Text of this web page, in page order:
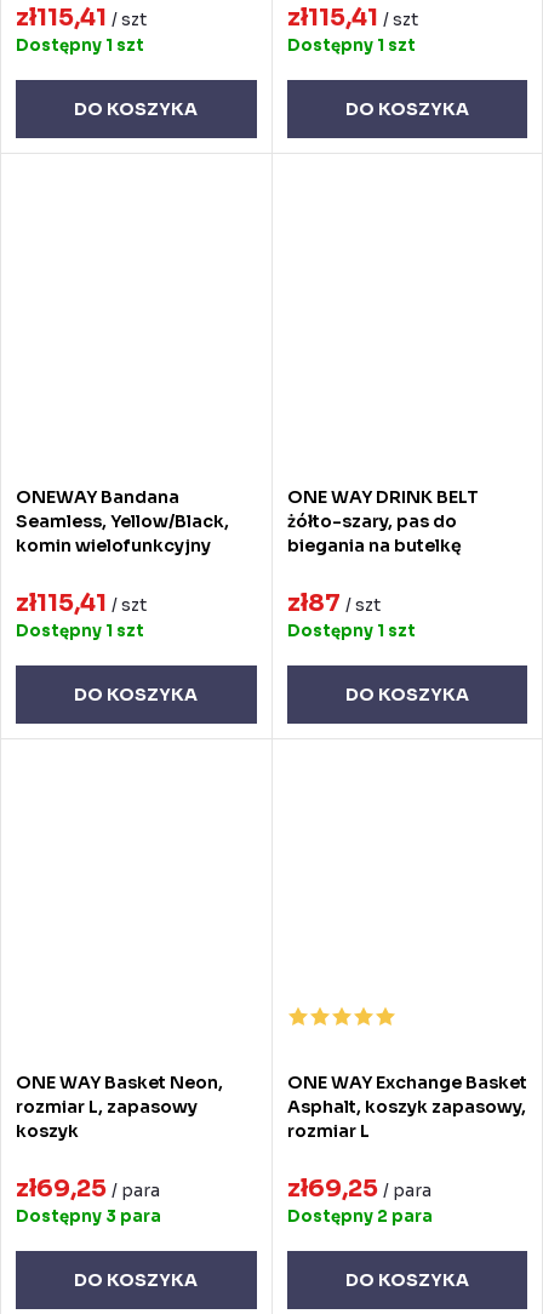
zł115,41 / szt
Dostępny 1 szt
DO KOSZYKA
zł115,41 / szt
Dostępny 1 szt
DO KOSZYKA
ONEWAY Bandana
Seamless, Yellow/Black,
komin wielofunkcyjny
zł115,41 / szt
Dostępny 1 szt
DO KOSZYKA
ONE WAY DRINK BELT
żółto-szary, pas do
biegania na butelkę
zł87 / szt
Dostępny 1 szt
DO KOSZYKA
ONE WAY Basket Neon,
rozmiar L, zapasowy
koszyk
zł69,25 / para
Dostępny 3 para
DO KOSZYKA
ONE WAY Exchange Basket
Asphalt, koszyk zapasowy,
rozmiar L
zł69,25 / para
Dostępny 2 para
DO KOSZYKA